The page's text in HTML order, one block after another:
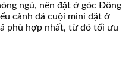
ngủ, nên đặt ở góc Đông
cảnh đá cuội mini đặt ở
phù hợp nhất, từ đó tối ưu